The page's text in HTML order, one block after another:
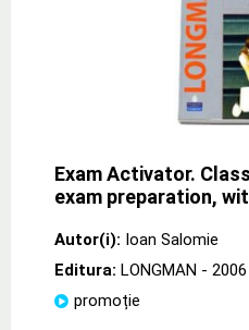
Exam Activator.
exam preparation,
Autor(i): Ioan Salomie
Editura: LONGMAN - 2006
promoție